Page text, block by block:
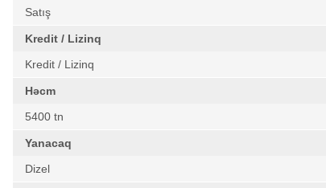
Satış
Kredit / Lizinq
Kredit / Lizinq
Həcm
5400 tn
Yanacaq
Dizel